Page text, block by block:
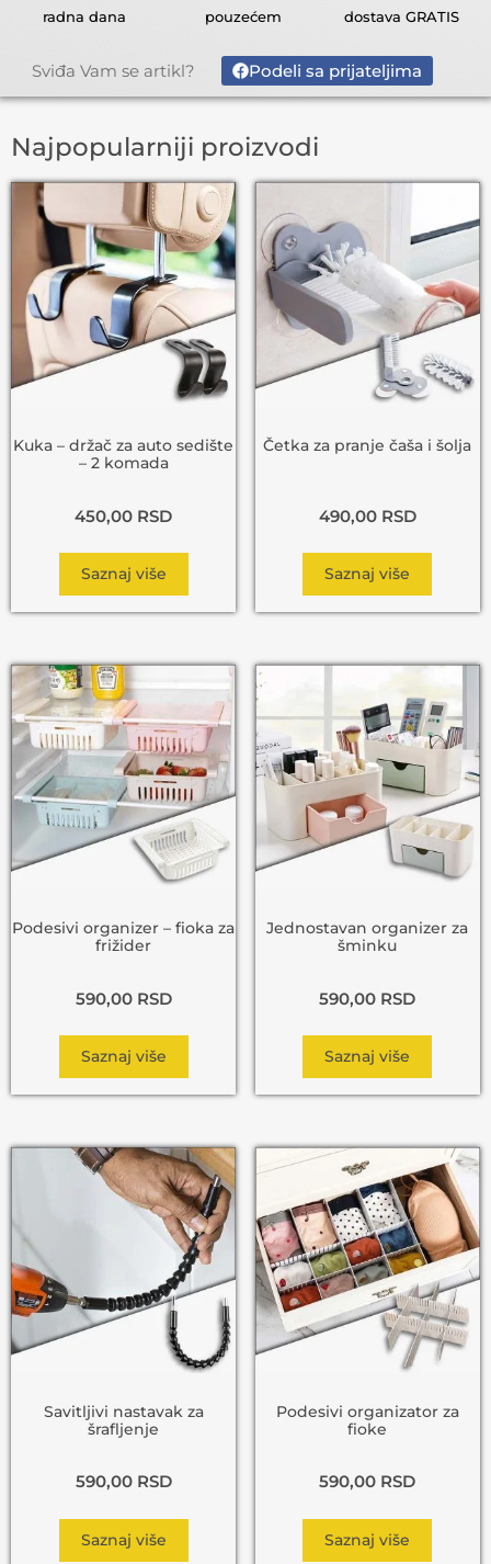
radna dana
pouzećem
dostava GRATIS
Sviđa Vam se artikl? Podeli sa prijateljima
Najpopularniji proizvodi
Kuka – držač za auto sedište
– 2 komada
450,00 RSD
Saznaj više
Četka za pranje čaša i šolja
490,00 RSD
Saznaj više
Podesivi organizer – fioka za
frižider
590,00 RSD
Saznaj više
Jednostavan organizer za
šminku
590,00 RSD
Saznaj više
Savitljivi nastavak za
šrafljenje
590,00 RSD
Saznaj više
Podesivi organizator za
fioke
590,00 RSD
Saznaj više